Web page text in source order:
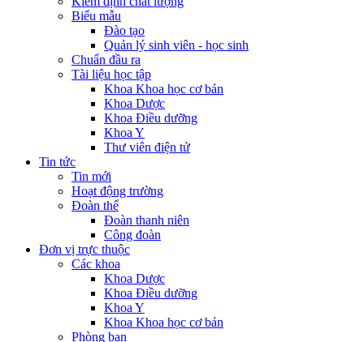
Biểu mẫu
Đào tạo
Quản lý sinh viên - học sinh
Chuẩn đầu ra
Tài liệu học tập
Khoa Khoa học cơ bản
Khoa Dược
Khoa Điều dưỡng
Khoa Y
Thư viên điện tử
Tin tức
Tin mới
Hoạt động trường
Đoàn thể
Đoàn thanh niên
Công đoàn
Đơn vị trực thuộc
Các khoa
Khoa Dược
Khoa Điều dưỡng
Khoa Y
Khoa Khoa học cơ bản
Phòng ban